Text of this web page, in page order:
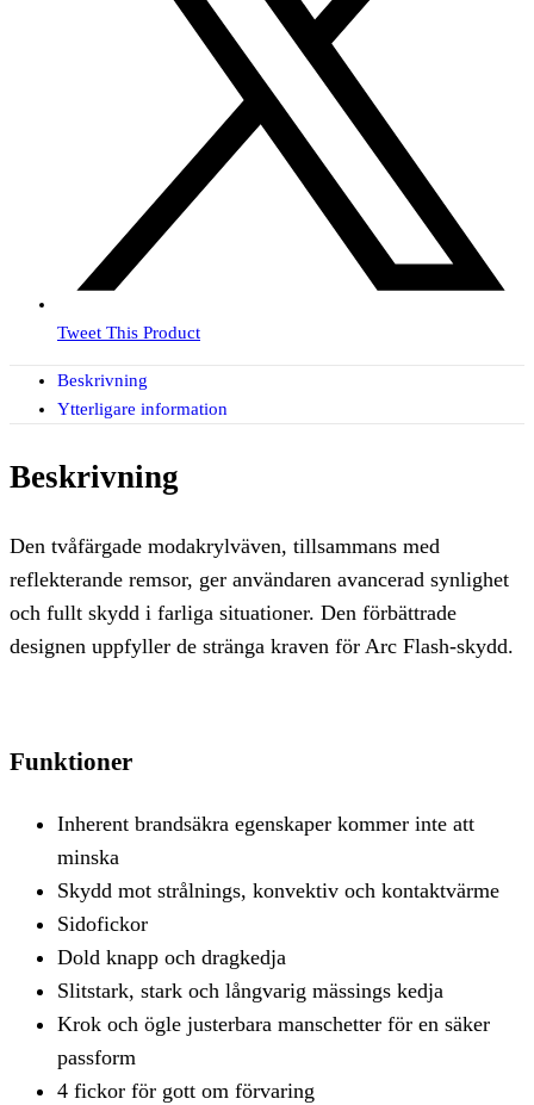
Tweet This Product
Beskrivning
Ytterligare information
Beskrivning
Den tvåfärgade modakrylväven, tillsammans med
reflekterande remsor, ger användaren avancerad synlighet
och fullt skydd i farliga situationer. Den förbättrade
designen uppfyller de stränga kraven för Arc Flash-skydd.
Funktioner
Inherent brandsäkra egenskaper kommer inte att
minska
Skydd mot strålnings, konvektiv och kontaktvärme
Sidofickor
Dold knapp och dragkedja
Slitstark, stark och långvarig mässings kedja
Krok och ögle justerbara manschetter för en säker
passform
4 fickor för gott om förvaring